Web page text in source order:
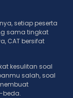
setiap peserta
sama tingkat
CAT bersifat
kesulitan soal
salah, soal
beda.